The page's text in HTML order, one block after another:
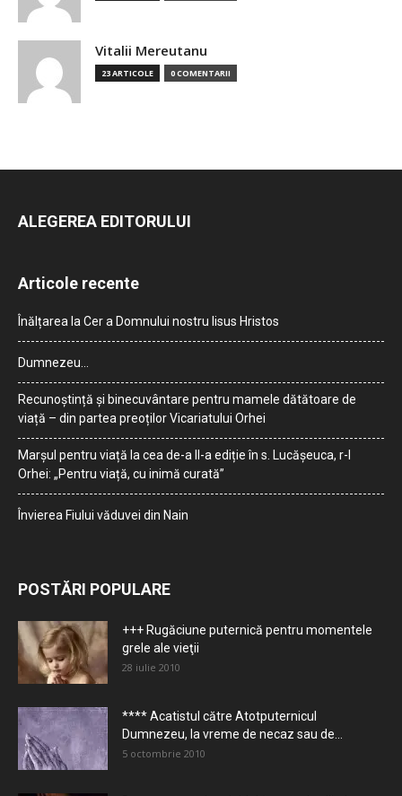
Vitalii Mereutanu
23 ARTICOLE 0 COMENTARII
ALEGEREA EDITORULUI
Articole recente
Înălțarea la Cer a Domnului nostru Iisus Hristos
Dumnezeu…
Recunoștință și binecuvântare pentru mamele dătătoare de
viață – din partea preoților Vicariatului Orhei
Marșul pentru viață la cea de-a II-a ediție în s. Lucășeuca, r-l
Orhei: „Pentru viață, cu inimă curată”
Învierea Fiului văduvei din Nain
POSTĂRI POPULARE
+++ Rugăciune puternică pentru momentele
grele ale vieţii
28 iulie 2010
**** Acatistul către Atotputernicul
Dumnezeu, la vreme de necaz sau de...
5 octombrie 2010